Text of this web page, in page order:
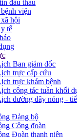
đấu thầu
viện
hội
tế
Ban giám đốc
trực cấp cứu
trực khám bệnh
công tác tuần khối
đường dây nóng -
Đảng bộ
Công đoàn
Đoàn thanh niên